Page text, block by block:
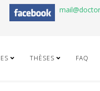
THÈSES FAQ